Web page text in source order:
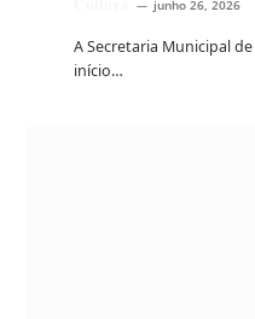
junho 26, 2026
A Secretaria Municipal
início…